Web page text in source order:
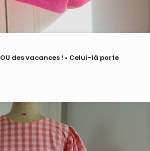
des vacances ! • Celui-là porte